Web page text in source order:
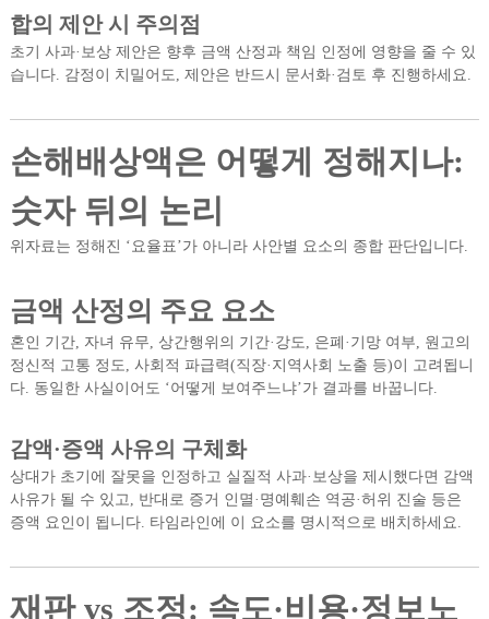
합의 제안 시 주의점
초기 사과·보상 제안은 향후 금액 산정과 책임 인정에 영향을 줄 수 있
습니다. 감정이 치밀어도, 제안은 반드시 문서화·검토 후 진행하세요.
손해배상액은 어떻게 정해지나:
숫자 뒤의 논리
위자료는 정해진 ‘요율표’가 아니라 사안별 요소의 종합 판단입니다.
금액 산정의 주요 요소
혼인 기간, 자녀 유무, 상간행위의 기간·강도, 은폐·기망 여부, 원고의
정신적 고통 정도, 사회적 파급력(직장·지역사회 노출 등)이 고려됩니
다. 동일한 사실이어도 ‘어떻게 보여주느냐’가 결과를 바꿉니다.
감액·증액 사유의 구체화
상대가 초기에 잘못을 인정하고 실질적 사과·보상을 제시했다면 감액
사유가 될 수 있고, 반대로 증거 인멸·명예훼손 역공·허위 진술 등은
증액 요인이 됩니다. 타임라인에 이 요소를 명시적으로 배치하세요.
재판 vs 조정: 속도·비용·정보노